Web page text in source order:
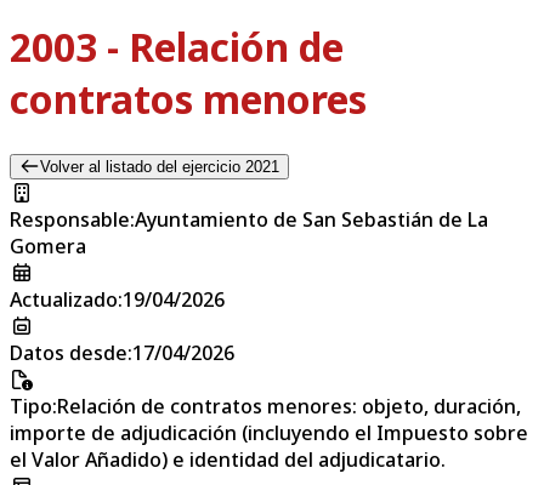
2003 - Relación de
contratos menores
Volver al listado del ejercicio 2021
Responsable:Ayuntamiento de San Sebastián de La
Gomera
Actualizado:19/04/2026
Datos desde:17/04/2026
Tipo:Relación de contratos menores: objeto, duración,
importe de adjudicación (incluyendo el Impuesto sobre
el Valor Añadido) e identidad del adjudicatario.